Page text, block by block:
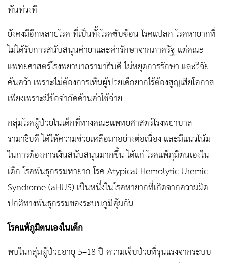
ทันท่วงที
ยังคงมีอีกหลายโรค ที่เป็นทั้งโรคซับซ้อน โรคแปลก โรคหายากที่
ไม่ได้รับการสนับสนุนค่ายาและค่ารักษาจากภาครัฐ แต่คณะ
แพทยศาสตร์โรงพยาบาลรามาธิบดี ไม่หยุดการรักษา และวิจัย
ค้นคว้า เพราะไม่ต้องการเห็นผู้ป่วยเด็กยากไร้ต้องสูญเสียโอกาส
เพียงเพราะมีข้อจำกัดด้านค่าใช้จ่าย
กลุ่มโรคผู้ป่วยในเด็กที่ทางคณะแพทยศาสตร์โรงพยาบาล
รามาธิบดี ได้ให้ความช่วยเหลือมาอย่างต่อเนื่อง และมีแนวโน้ม
ในการต้องการเงินสนับสนุนมากขึ้น ได้แก่ โรคแพ้ภูมิตนเองใน
เด็ก โรคพันธุกรรมหายาก โรค Atypical Hemolytic Uremic
Syndrome (aHUS) เป็นหนึ่งในโรคหายากที่เกิดจากความผิด
ปกติทางพันธุกรรมของระบบภูมิคุ้มกัน
โรคแพ้ภูมิตนเองในเด็ก
พบในกลุ่มผู้ป่วยอายุ 5–18 ปี ความเจ็บป่วยที่รุนแรงจากระบบ